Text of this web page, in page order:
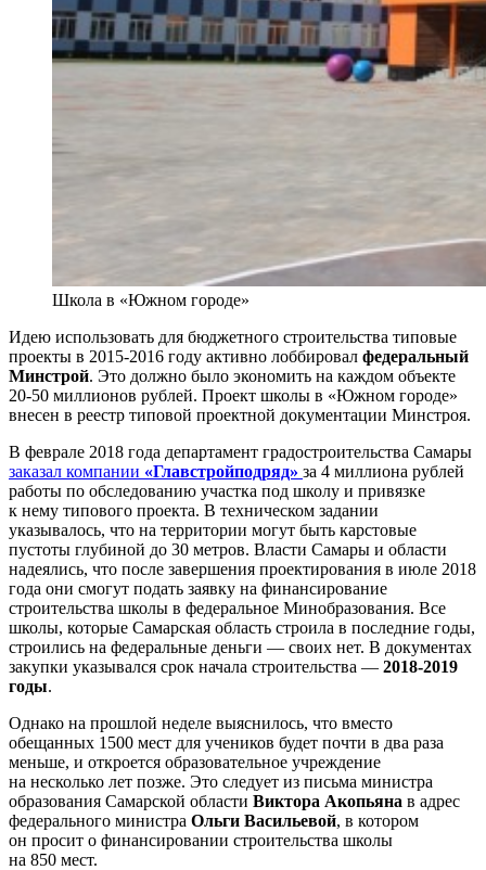
Школа в «Южном городе»
Идею использовать для бюджетного строительства типовые
проекты в 2015-2016 году активно лоббировал федеральный
Минстрой. Это должно было экономить на каждом объекте
20-50 миллионов рублей. Проект школы в «Южном городе»
внесен в реестр типовой проектной документации Минстроя.
В феврале 2018 года департамент градостроительства Самары
заказал компании «Главстройподряд» за 4 миллиона рублей
работы по обследованию участка под школу и привязке
к нему типового проекта. В техническом задании
указывалось, что на территории могут быть карстовые
пустоты глубиной до 30 метров. Власти Самары и области
надеялись, что после завершения проектирования в июле 2018
года они смогут подать заявку на финансирование
строительства школы в федеральное Минобразования. Все
школы, которые Самарская область строила в последние годы,
строились на федеральные деньги — своих нет. В документах
закупки указывался срок начала строительства — 2018-2019
годы.
Однако на прошлой неделе выяснилось, что вместо
обещанных 1500 мест для учеников будет почти в два раза
меньше, и откроется образовательное учреждение
на несколько лет позже. Это следует из письма министра
образования Самарской области Виктора Акопьяна в адрес
федерального министра Ольги Васильевой, в котором
он просит о финансировании строительства школы
на 850 мест.